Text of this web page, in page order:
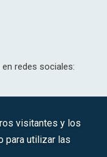
redes sociales:
visitantes y los
para utilizar las